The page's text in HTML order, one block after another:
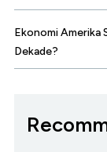
Ekonomi Amerika
Dekade?